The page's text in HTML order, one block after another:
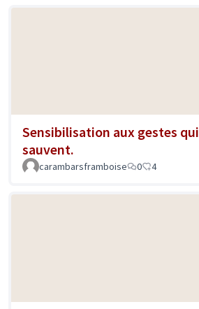
Sensibilisation aux gestes qui
sauvent.
carambarsframboise 0 4